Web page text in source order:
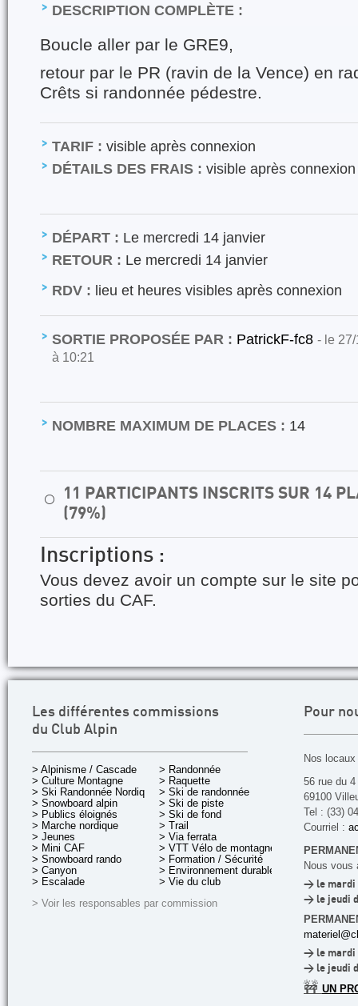
DESCRIPTION COMPLÈTE :
Boucle aller par le GRE9,
retour par le PR (ravin de la Vence) en
Crêts si randonnée pédestre.
TARIF : visible après connexion
DÉTAILS DES FRAIS : visible après connexion
DÉPART : Le mercredi 14 janvier
RETOUR : Le mercredi 14 janvier
RDV : lieu et heures visibles après connexion
SORTIE PROPOSÉE PAR : PatrickF-fc8 - le
à 10:21
NOMBRE MAXIMUM DE PLACES : 14
⚪
11 PARTICIPANTS INSCRITS SUR 14
(79%)
Inscriptions :
Vous devez avoir un compte sur le site
sorties du CAF.
Les différentes commissions
du Club Alpin
> Alpinisme / Cascade
> Culture Montagne
> Ski Randonnée Nordique
> Snowboard alpin
> Publics éloignés
> Marche nordique
> Jeunes
> Mini CAF
> Snowboard rando
> Canyon
> Escalade
> Randonnée
> Raquette
> Ski de randonnée
> Ski de piste
> Ski de fond
> Trail
> Via ferrata
> VTT Vélo de montagne
> Formation / Sécurité
> Environnement durable
> Vie du club
> Voir les responsables par commission
Pour
Nos
56 rue du
69100
Tel : (33)
Courriel :
Nous vous
> le mardi
> le jeudi
> le mardi
> le jeudi
🚧 UN